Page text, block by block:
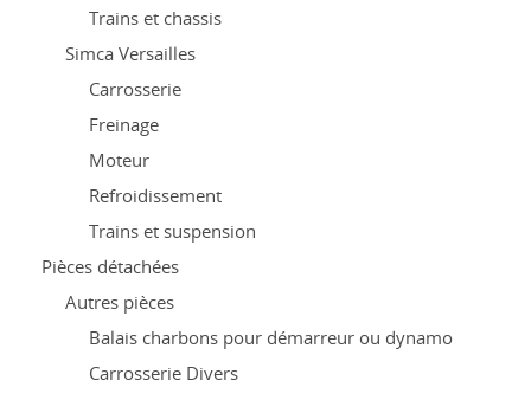
Trains et chassis
Simca Versailles
Carrosserie
Freinage
Moteur
Refroidissement
Trains et suspension
Pièces détachées
Autres pièces
Balais charbons pour démarreur ou dynamo
Carrosserie Divers